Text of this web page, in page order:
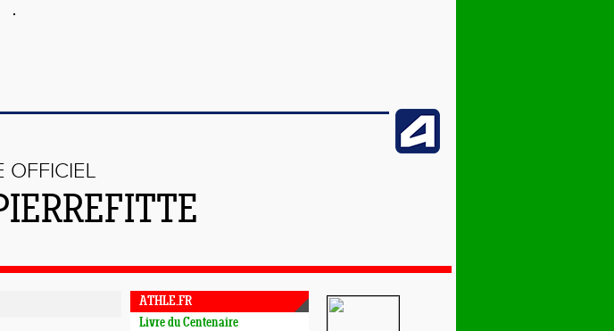
OFFICIEL
ATHLE.FR
Livre du Centenaire